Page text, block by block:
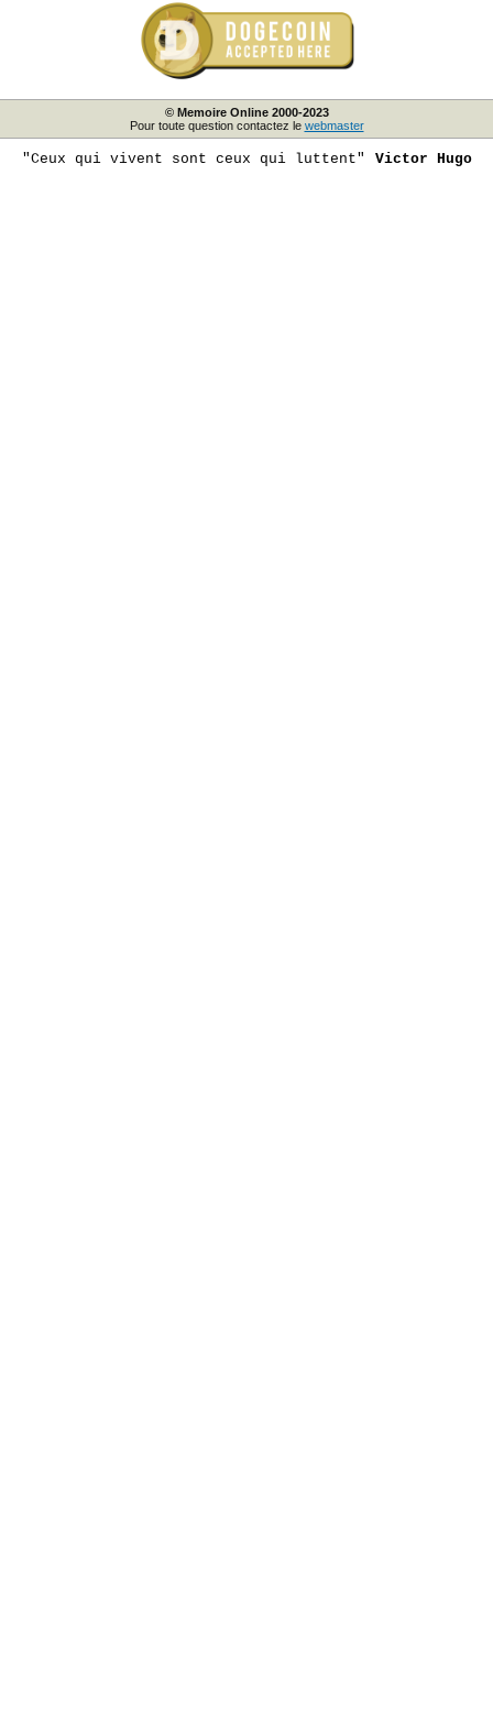
© Memoire Online 2000-2023
Pour toute question contactez le webmaster
"Ceux qui vivent sont ceux qui luttent" Victor Hugo